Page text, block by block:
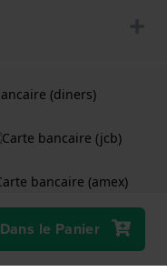
Dans le Panier